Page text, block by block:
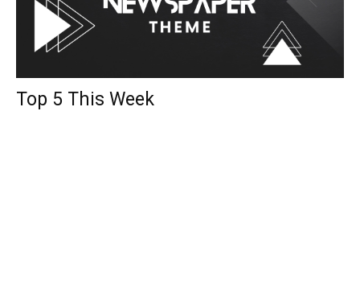
Top 5 This Week